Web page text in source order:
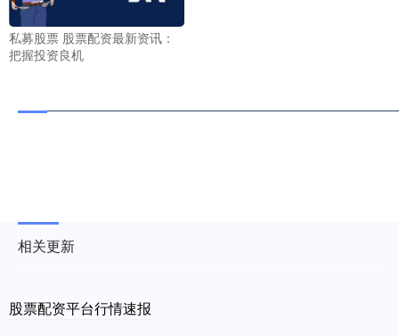
私募股票 股票配资最新资讯：
把握投资良机
相关更新
股票配资平台行情速报